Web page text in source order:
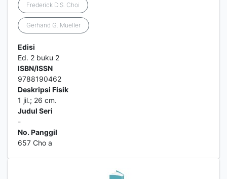
Frederick D.S. Choi
Gerhand G. Mueller
Edisi
Ed. 2 buku 2
ISBN/ISSN
9788190462
Deskripsi Fisik
1 jil.; 26 cm.
Judul Seri
-
No. Panggil
657 Cho a